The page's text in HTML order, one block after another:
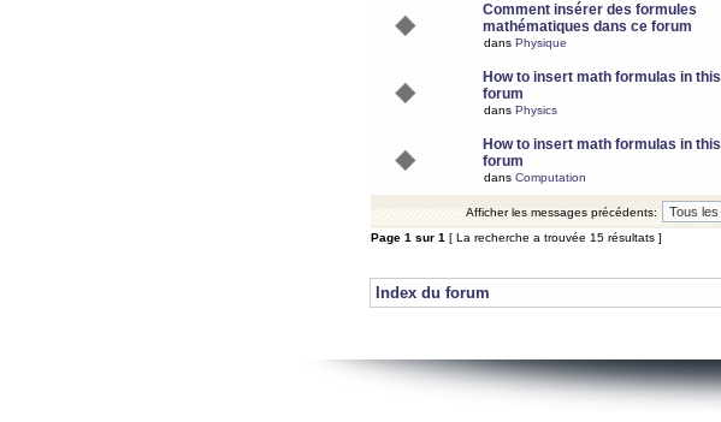
Comment insérer des formules
mathématiques dans ce forum
dans Physique
How to insert math formulas in this
forum
dans Physics
How to insert math formulas in this
forum
dans Computation
Afficher les messages précédents:
Page 1 sur 1 [ La recherche a trouvée 15 résultats ]
Index du forum